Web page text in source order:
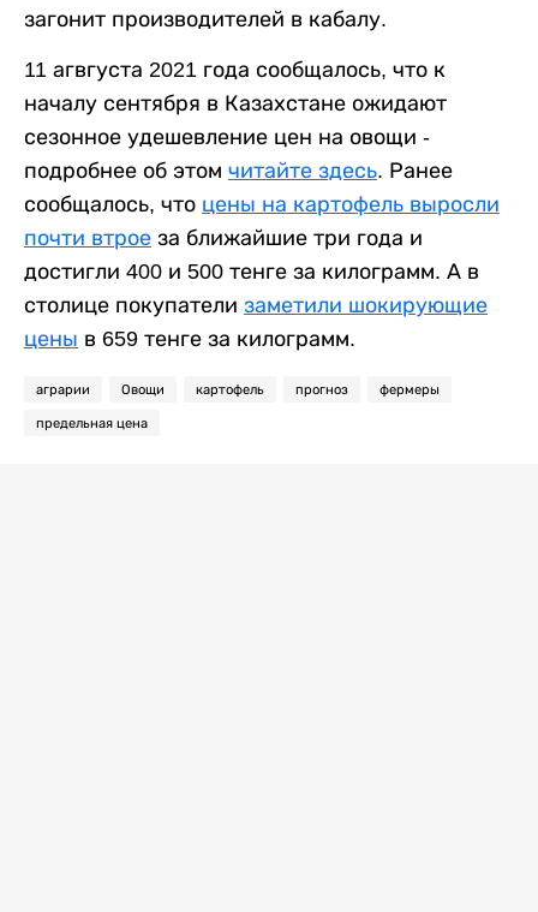
загонит производителей в кабалу.
11 агвгуста 2021 года сообщалось, что к
началу сентября в Казахстане ожидают
сезонное удешевление цен на овощи -
подробнее об этом читайте здесь. Ранее
сообщалось, что цены на картофель выросли
почти втрое за ближайшие три года и
достигли 400 и 500 тенге за килограмм. А в
столице покупатели заметили шокирующие
цены в 659 тенге за килограмм.
аграрии Овощи картофель прогноз фермеры
предельная цена